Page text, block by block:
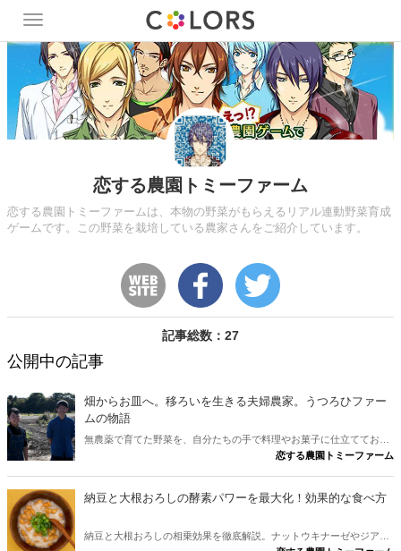
Toggle
navigation
恋する農園トミーファーム
恋する農園トミーファームは、本物の野菜がもらえるリアル連動野菜育成
ゲームです。この野菜を栽培している農家さんをご紹介しています。
記事総数：27
公開中の記事
畑からお皿へ。移ろいを生きる夫婦農家。うつろひファー
ムの物語
無農薬で育てた野菜を、自分たちの手で料理やお菓子に仕立ててお客
さまへ届ける。季節の変化をそのまま受け止め、形を決めすぎず「今
の生き方から、食の豊かさ、暮らしのあたたかさを感じてください。
恋する農園トミーファーム
納豆と大根おろしの酵素パワーを最大化！効果的な食べ方
納豆と大根おろしの相乗効果を徹底解説。ナットウキナーゼやジアス